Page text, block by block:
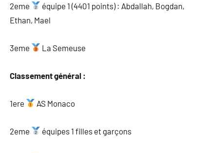
2eme
équipe 1 (4401 points) : Abdallah, Bogdan,
Ethan, Mael
3eme La Semeuse
Classement général :
1ere AS Monaco
2eme équipes 1 filles et garçons